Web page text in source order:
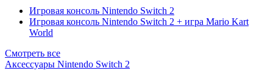
Игровая консоль Nintendo Switch 2
Игровая консоль Nintendo Switch 2 + игра Mario Kart
World
Смотреть все
Аксессуары Nintendo Switch 2